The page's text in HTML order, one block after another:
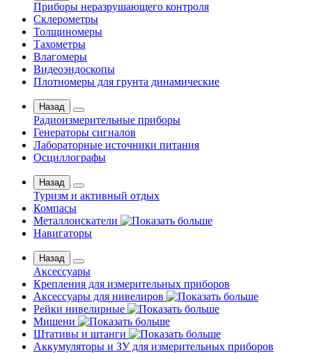
Приборы неразрушающего контроля
Склерометры
Толщиномеры
Тахометры
Влагомеры
Видеоэндоскопы
Плотномеры для грунта динамические
Назад
Радиоизмерительные приборы
Генераторы сигналов
Лабораторные источники питания
Осциллографы
Назад
Туризм и активный отдых
Компасы
Металлоискатели
Навигаторы
Назад
Аксессуары
Крепления для измерительных приборов
Аксессуары для нивелиров
Рейки нивелирные
Мишени
Штативы и штанги
Аккумуляторы и ЗУ для измерительных приборов